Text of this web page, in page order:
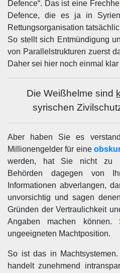
Defence“. Das ist eine
Defence, die es ja in
Rettungsorganisation
So stellt sich Entmündigung
von Parallelstrukturen zuerst
Daher sei hier noch einmal klar
Die Weißhelme sind
syrischen
Aber haben Sie es
Millionengelder für eine
werden, hat Sie nicht zu
Behörden dagegen von
Informationen abverlangen,
unvorsichtig und sagen
Gründen der Vertraulichkeit
Angaben machen
ungeeigneten Machtposition.
So ist das in
handelt zunehmend